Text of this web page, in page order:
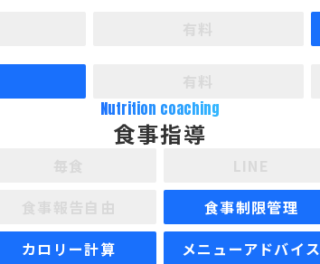
Nutrition coaching
食事指導
食事制限管理
カロリー計算 メニューアドバイス